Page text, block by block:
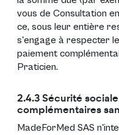
vous de Consultation
ce, sous leur entière
s'engage à respecter
paiement
Praticien.
2.4.3 Sécurité
complémentaires
MadeForMed SAS